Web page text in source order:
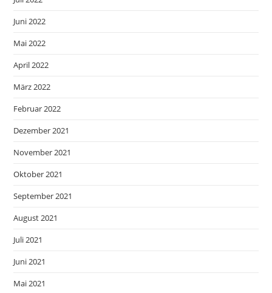
Juni 2022
Mai 2022
April 2022
März 2022
Februar 2022
Dezember 2021
November 2021
Oktober 2021
September 2021
August 2021
Juli 2021
Juni 2021
Mai 2021